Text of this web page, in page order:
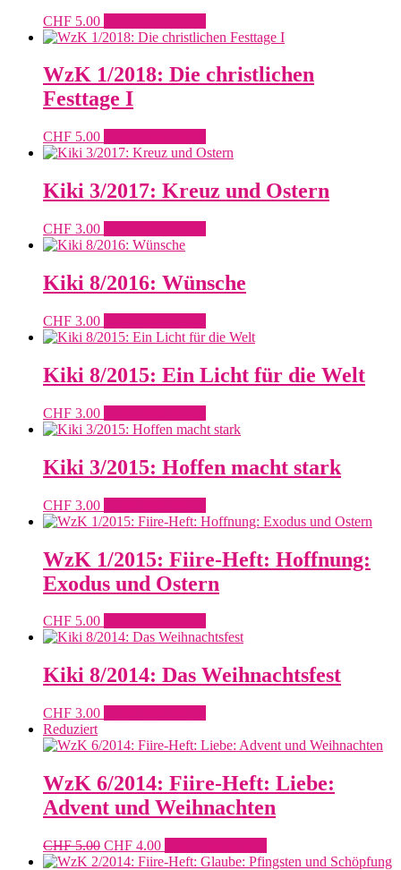
CHF 5.00
WzK 1/2018: Die christlichen
Festtage I
CHF 5.00
Kiki 3/2017: Kreuz und Ostern
CHF 3.00
Kiki 8/2016: Wünsche
CHF 3.00
Kiki 8/2015: Ein Licht für die Welt
CHF 3.00
Kiki 3/2015: Hoffen macht stark
CHF 3.00
WzK 1/2015: Fiire-Heft: Hoffnung:
Exodus und Ostern
CHF 5.00
Kiki 8/2014: Das Weihnachtsfest
CHF 3.00
Reduziert
WzK 6/2014: Fiire-Heft: Liebe:
Advent und Weihnachten
CHF5.00 Ursprünglicher
Preis
CHF 4.00Aktueller
Preis